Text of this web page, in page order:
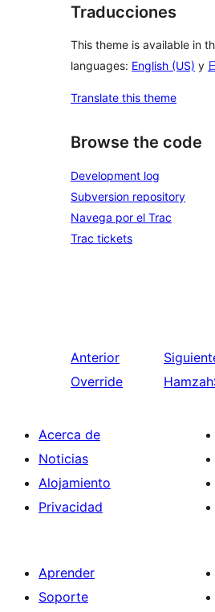
Traducciones
This theme is available in
languages: English (US) y
Translate this theme
Browse the code
Development log
Subversion repository
Navega por el Trac
Trac tickets
Anterior
Override
Acerca de
Noticias
Alojamiento
Privacidad
Aprender
Soporte